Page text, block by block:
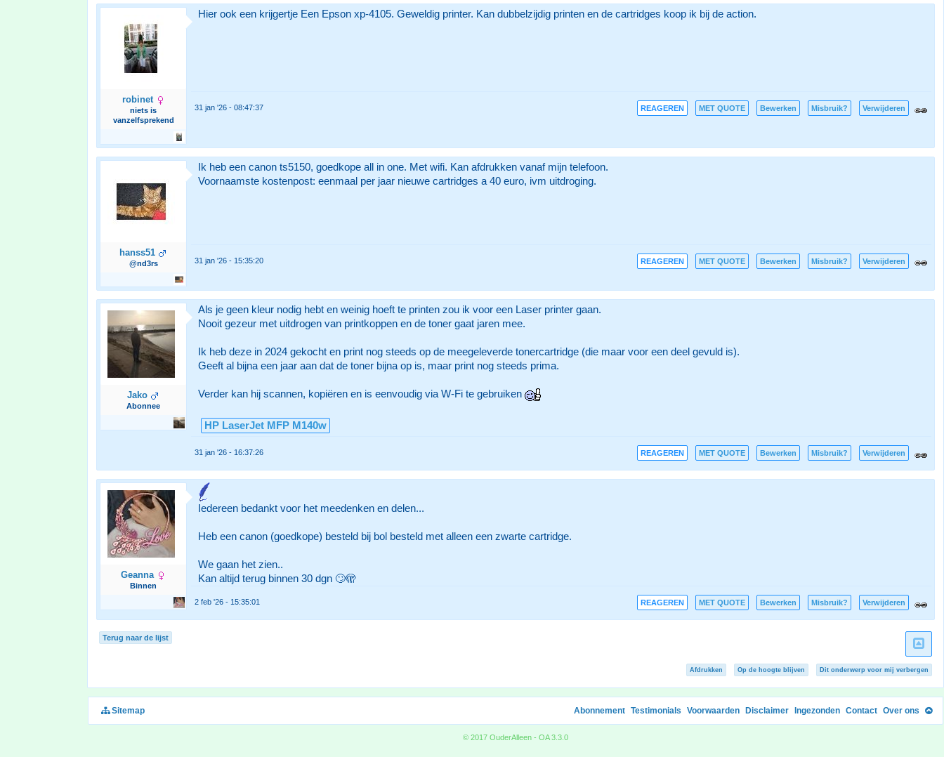
robinet
niets is
vanzelfsprekend
Hier ook een krijgertje Een Epson xp-4105. Geweldig printer. Kan dubbelzijdig printen en de cartridges koop ik bij de action.
31 jan '26 - 08:47:37 REAGEREN MET QUOTE Bewerken Misbruik? Verwijderen
hanss51
@nd3rs
Ik heb een canon ts5150, goedkope all in one. Met wifi. Kan afdrukken vanaf mijn telefoon.
Voornaamste kostenpost: eenmaal per jaar nieuwe cartridges a 40 euro, ivm uitdroging.
31 jan '26 - 15:35:20 REAGEREN MET QUOTE Bewerken Misbruik? Verwijderen
Jako
Abonnee
Als je geen kleur nodig hebt en weinig hoeft te printen zou ik voor een Laser printer gaan.
Nooit gezeur met uitdrogen van printkoppen en de toner gaat jaren mee.
Ik heb deze in 2024 gekocht en print nog steeds op de meegeleverde tonercartridge (die maar voor een deel gevuld is).
Geeft al bijna een jaar aan dat de toner bijna op is, maar print nog steeds prima.
Verder kan hij scannen, kopiëren en is eenvoudig via W-Fi te gebruiken
HP LaserJet MFP M140w
31 jan '26 - 16:37:26 REAGEREN MET QUOTE Bewerken Misbruik? Verwijderen
Geanna
Binnen
Iedereen bedankt voor het meedenken en delen...
Heb een canon (goedkope) besteld bij bol besteld met alleen een zwarte cartridge.
We gaan het zien..
Kan altijd terug binnen 30 dgn 🙄🫣
2 feb '26 - 15:35:01 REAGEREN MET QUOTE Bewerken Misbruik? Verwijderen
Terug naar de lijst
Afdrukken Op de hoogte blijven Dit onderwerp voor mij verbergen
Sitemap Abonnement Testimonials Voorwaarden Disclaimer Ingezonden Contact Over ons
© 2017 OuderAlleen - OA 3.3.0